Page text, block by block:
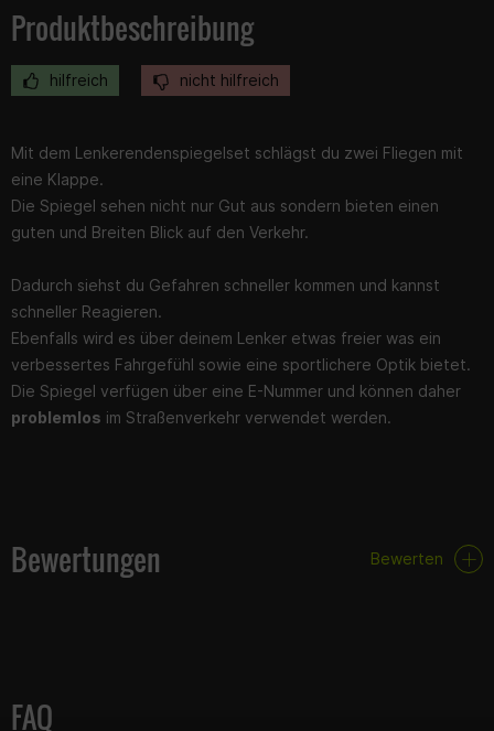
Produktbeschreibung
hilfreich nicht hilfreich
Mit dem Lenkerendenspiegelset schlägst du zwei Fliegen mit
eine Klappe.
Die Spiegel sehen nicht nur Gut aus sondern bieten einen
guten und Breiten Blick auf den Verkehr.
Dadurch siehst du Gefahren schneller kommen und kannst
schneller Reagieren.
Ebenfalls wird es über deinem Lenker etwas freier was ein
verbessertes Fahrgefühl sowie eine sportlichere Optik bietet.
Die Spiegel verfügen über eine E-Nummer und können daher
problemlos im Straßenverkehr verwendet werden.
Bewertungen Bewerten
FAQ